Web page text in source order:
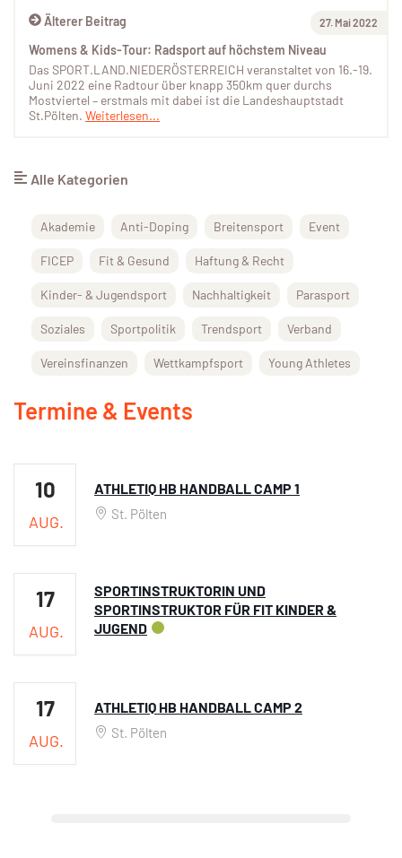
Älterer Beitrag 27. Mai 2022
Womens & Kids-Tour: Radsport auf höchstem Niveau
Das SPORT.LAND.NIEDERÖSTERREICH veranstaltet von 16.-19.
Juni 2022 eine Radtour über knapp 350km quer durchs
Mostviertel – erstmals mit dabei ist die Landeshauptstadt
St.Pölten. Weiterlesen...
Alle Kategorien
Akademie Anti-Doping Breitensport Event
FICEP Fit & Gesund Haftung & Recht
Kinder- & Jugendsport Nachhaltigkeit Parasport
Soziales Sportpolitik Trendsport Verband
Vereinsfinanzen Wettkampfsport Young Athletes
Termine & Events
10
AUG.
ATHLETIQ HB HANDBALL CAMP 1
St. Pölten
17
AUG.
SPORTINSTRUKTORIN UND
SPORTINSTRUKTOR FÜR FIT KINDER &
JUGEND
17
AUG.
ATHLETIQ HB HANDBALL CAMP 2
St. Pölten